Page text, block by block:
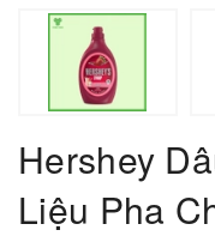
Hershey
Liệu Pha